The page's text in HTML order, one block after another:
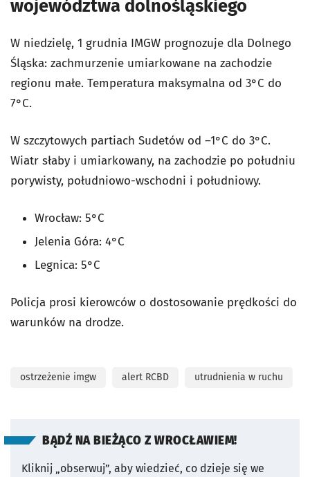
województwa dolnośląskiego
W niedzielę, 1 grudnia IMGW prognozuje dla Dolnego
Śląska: zachmurzenie umiarkowane na zachodzie
regionu małe. Temperatura maksymalna od 3°C do
7°C.
W szczytowych partiach Sudetów od –1°C do 3°C.
Wiatr słaby i umiarkowany, na zachodzie po południu
porywisty, południowo-wschodni i południowy.
Wrocław: 5°C
Jelenia Góra: 4°C
Legnica: 5°C
Policja prosi kierowców o dostosowanie prędkości do
warunków na drodze.
ostrzeżenie imgw alert RCBD utrudnienia w ruchu
BĄDŹ NA BIEŻĄCO Z WROCŁAWIEM!
Kliknij „obserwuj”, aby wiedzieć, co dzieje się we